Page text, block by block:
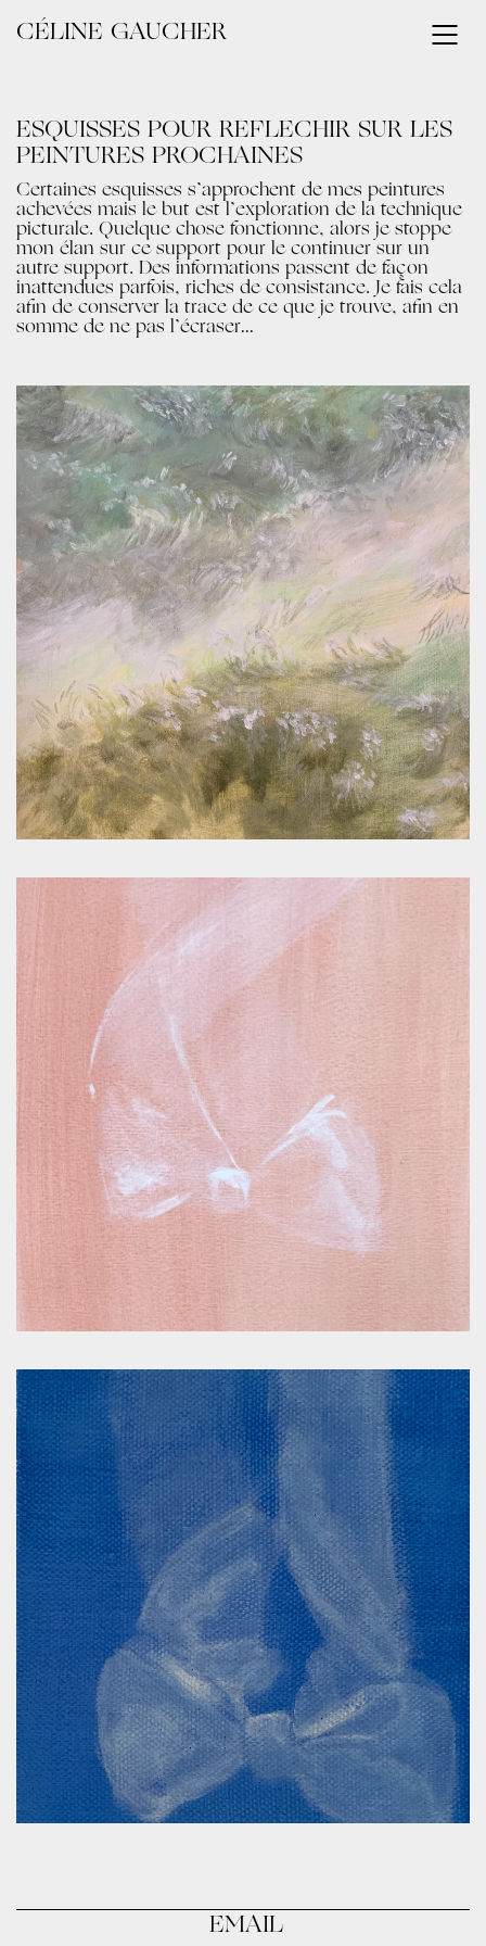
CÉLINE GAUCHER
ESQUISSES POUR RÉFLÉCHIR SUR LES
PEINTURES PROCHAINES
Certaines esquisses s’approchent de mes peintures
achevées mais le but est l’exploration de la technique
picturale. Quelque chose fonctionne, alors je stoppe
mon élan sur ce support pour le continuer sur un
autre support. Des informations passent de façon
inattendues parfois, riches de consistance. Je fais cela
afin de conserver la trace de ce que je trouve, afin en
somme de ne pas l’écraser…
EMAIL